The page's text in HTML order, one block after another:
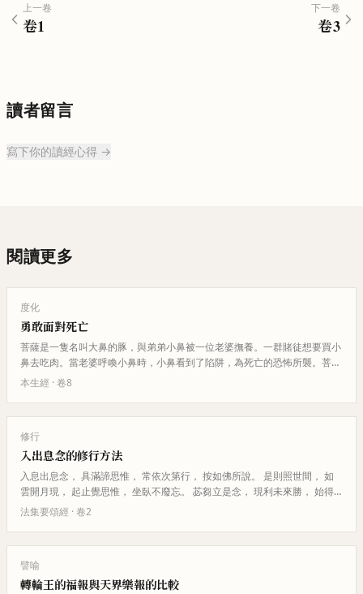
上一卷
卷1
下一卷
卷3
讀者留言
寫下你的讀經心得 →
閱讀更多
度化
勇敢面對死亡
菩薩是一隻名叫大鼻的豚，與弟弟小鼻被一位老婆撫養。一群賭徒想要買小
鼻去吃肉。當老婆呼喚小鼻時，小鼻看到了陷阱，為死亡的恐怖所襲。菩薩
用佛法安慰弟弟，教導他應該勇…
本生經 · 卷8
修行
入出息念的修行方法
入息出息念， 具滿諦思惟， 常依次第行， 按如佛所說。 是則照世間， 如
雲開月現， 起止覺思惟， 坐臥不廢忘。 苾芻立是念， 現利未來勝， 始得
終最勝， 逝不覩…
法集要頌經 · 卷2
譬喻
轉輪王的福報與天界樂報的比較